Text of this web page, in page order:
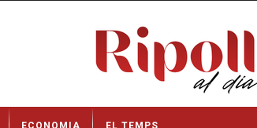
ECONOMIA EL TEMPS